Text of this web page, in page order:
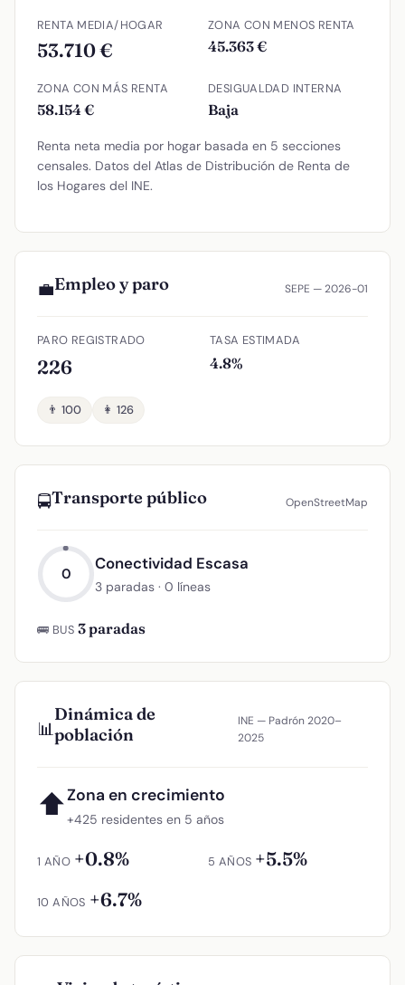
RENTA MEDIA/HOGAR
53.710 €
ZONA CON MENOS RENTA
45.363 €
ZONA CON MÁS RENTA
58.154 €
DESIGUALDAD INTERNA
Baja
Renta neta media por hogar basada en 5 secciones
censales. Datos del Atlas de Distribución de Renta de
los Hogares del INE.
💼Empleo y paro SEPE — 2026-01
PARO REGISTRADO
226
TASA ESTIMADA
4.8%
👨 100 👩 126
🚍Transporte público OpenStreetMap
0
Conectividad Escasa
3 paradas · 0 líneas
🚌 BUS 3 paradas
📊
Dinámica de
población
INE — Padrón 2020–
2025
⬆Zona en crecimiento
+425 residentes en 5 años
1 AÑO +0.8% 5 AÑOS +5.5%
10 AÑOS +6.7%